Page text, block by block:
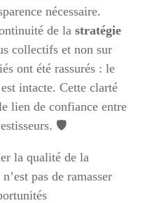
nécessaire.
de lastratégie
collectifs et non sur
ont été rassurés : le
intacte. Cette clarté
lien de confiance entre
🛡️
la qualité de la
pas de ramasser